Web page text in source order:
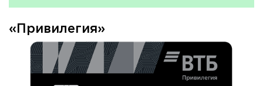
«Привилегия»